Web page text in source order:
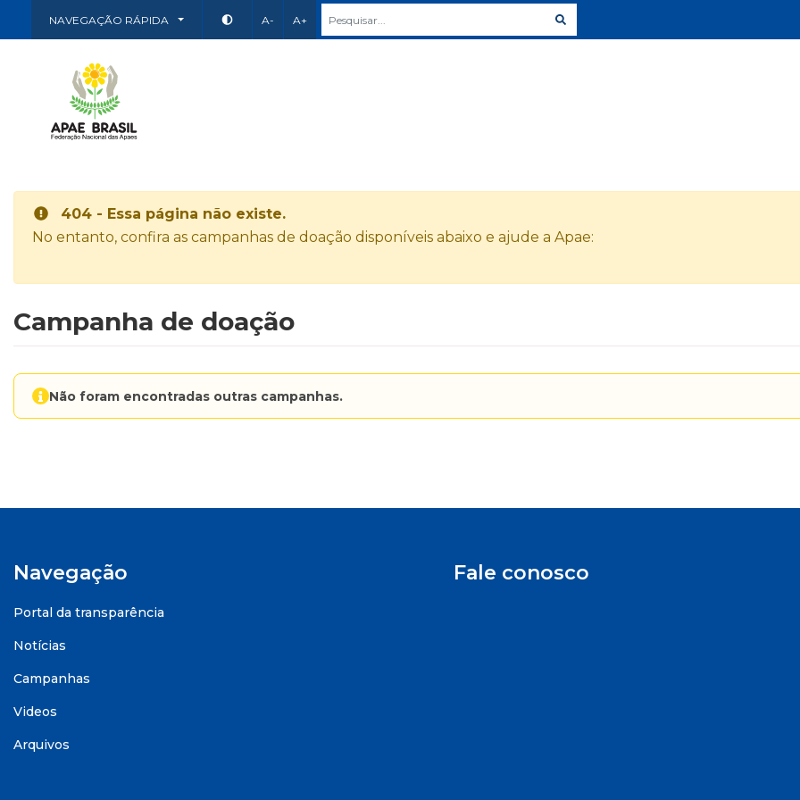
NAVEGAÇÃO RÁPIDA A- A+
404 - Essa página não existe.
No entanto, confira as campanhas de doação disponíveis abaixo e ajude a Apae:
Campanha de doação
Não foram encontradas outras campanhas.
Navegação
Portal da transparência
Notícias
Campanhas
Videos
Arquivos
Fale conosco